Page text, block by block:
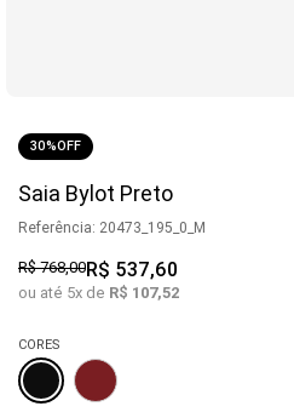
30%OFF
Saia Bylot Preto
Referência: 20473_195_0_M
R$768,00R$ 537,60
ou até 5x de R$ 107,52
CORES